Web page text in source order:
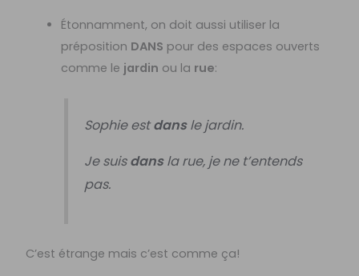
Étonnamment, on doit aussi utiliser la
préposition DANS pour des espaces ouverts
comme le jardin ou la rue:
Sophie estdansle jardin.
Je suisdansla rue, je ne t’entends
pas.
C’est étrange mais c’est comme ça!